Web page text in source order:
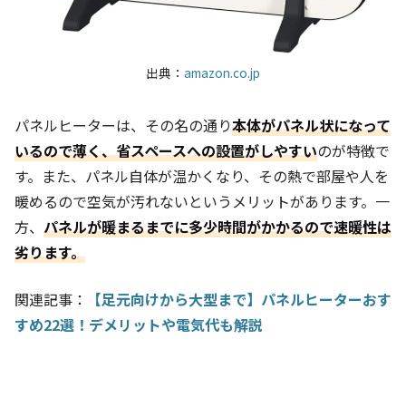
出典： amazon.co.jp
パネルヒーターは、その名の通り本体がパネル状になって
いるので薄く、省スペースへの設置がしやすいのが特徴で
す。また、パネル自体が温かくなり、その熱で部屋や人を
暖めるので空気が汚れないというメリットがあります。一
方、 パネルが暖まるまでに多少時間がかかるので速暖性は
劣ります。
関連記事：
【足元向けから大型まで】パネルヒーターおす
すめ22選！デメリットや電気代も解説